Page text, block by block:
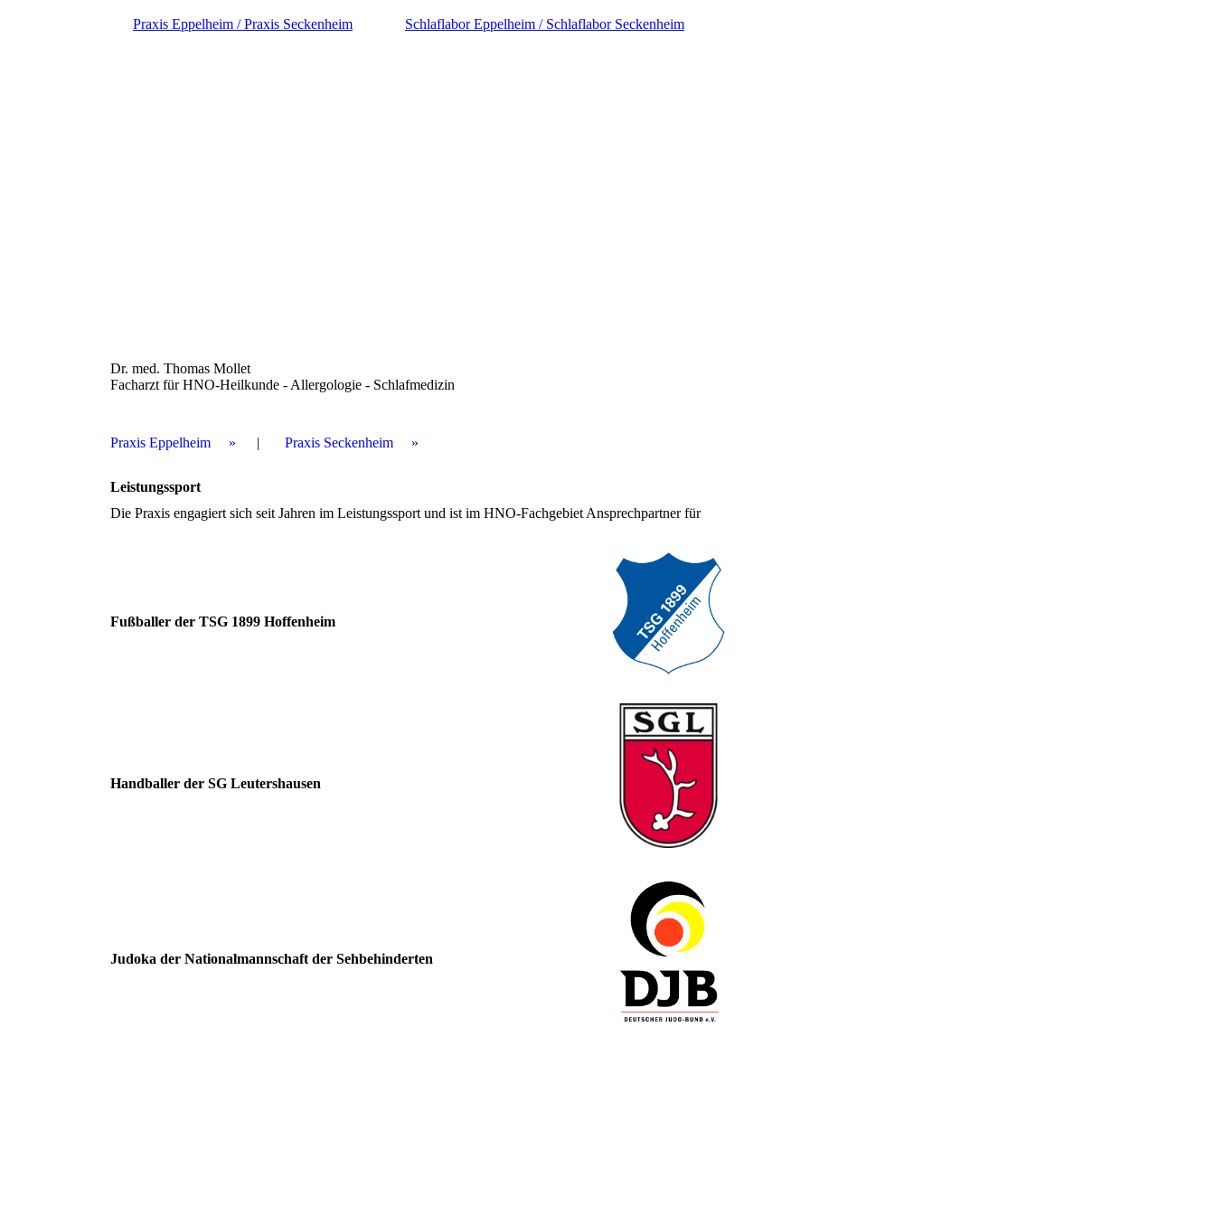
Praxis Eppelheim / Praxis Seckenheim Schlaflabor Eppelheim / Schlaflabor Seckenheim
Dr. med. Thomas Mollet
Facharzt für HNO-Heilkunde - Allergologie - Schlafmedizin
Praxis Eppelheim Praxis Seckenheim
Leistungssport
Die Praxis engagiert sich seit Jahren im Leistungssport und ist im HNO-Fachgebiet Ansprechpartner für
Fußballer der TSG 1899 Hoffenheim
Handballer der SG Leutershausen
Judoka der Nationalmannschaft der Sehbehinderten